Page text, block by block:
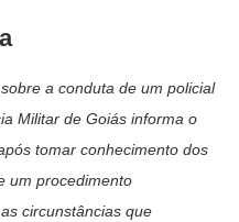
a conduta de um policial
Militar de Goiás informa o
tomar conhecimento dos
um procedimento
circunstâncias que